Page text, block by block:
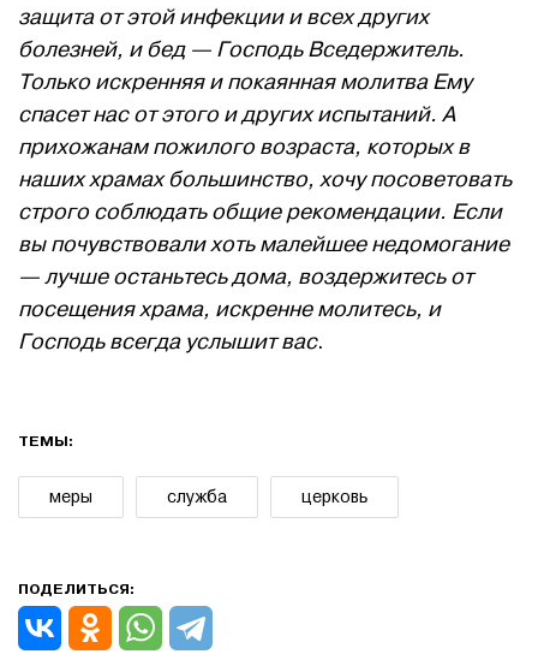
защита от этой инфекции и всех других
болезней, и бед — Господь Вседержитель.
Только искренняя и покаянная молитва Ему
спасет нас от этого и других испытаний. А
прихожанам пожилого возраста, которых в
наших храмах большинство, хочу посоветовать
строго соблюдать общие рекомендации. Если
вы почувствовали хоть малейшее недомогание
— лучше останьтесь дома, воздержитесь от
посещения храма, искренне молитесь, и
Господь всегда услышит вас.
ТЕМЫ:
меры служба церковь
ПОДЕЛИТЬСЯ: